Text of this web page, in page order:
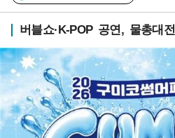
버블쇼·K-POP 공연, 물총대전